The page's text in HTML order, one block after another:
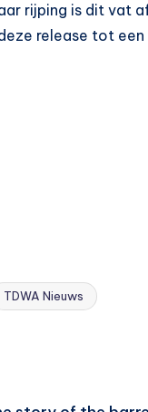
rijping is dit vat
release tot
TDWA Nieuws